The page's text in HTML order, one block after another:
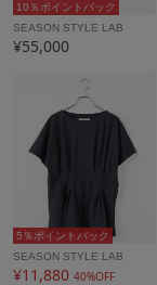
10％ポイントバック
SEASON STYLE LAB
¥55,000
5％ポイントバック
SEASON STYLE LAB
¥11,880 40%OFF